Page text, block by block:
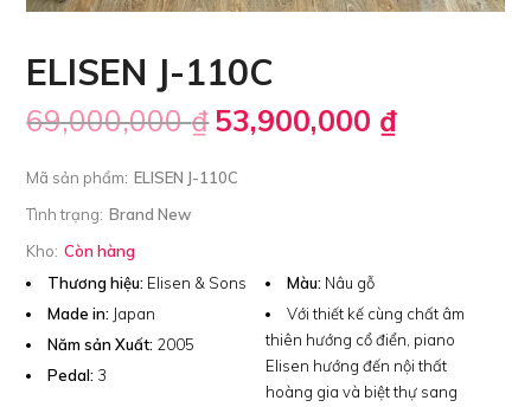
ELISEN J-110C
69,000,000₫53,900,000 ₫
Mã sản phẩm: ELISEN J-110C
Tình trạng: Brand New
Kho: Còn hàng
Thương hiệu: Elisen & Sons
Made in: Japan
Năm sản Xuất: 2005
Pedal: 3
Màu: Nâu gỗ
Với thiết kế cùng chất âm
thiên hướng cổ điển, piano
Elisen hướng đến nội thất
hoàng gia và biệt thự sang